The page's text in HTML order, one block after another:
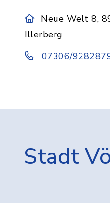
Neue Welt 8,
Illerberg
07306/
Stadt